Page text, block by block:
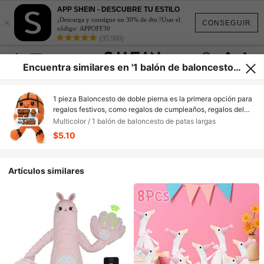
CONSEGUIR
×
APP SHEIN - DESCUBRE TU ESTILO
¡Descarga y consigue un 30% de dto.!Usar el
código: APPOFF30
(95,960)
Encuentra similares en '1 balón de baloncesto d
e patas largas'
1 pieza Baloncesto de doble pierna es la primera opción para
regalos festivos, como regalos de cumpleaños, regalos del
Día de San Valentín, regalos del Día de la Madre, regalos del
Día del Padre, regalos de Navidad y regalos de Año Nuevo
para amigos, familiares y colegas.
Multicolor / 1 balón de baloncesto de patas largas
$5.10
Artículos similares